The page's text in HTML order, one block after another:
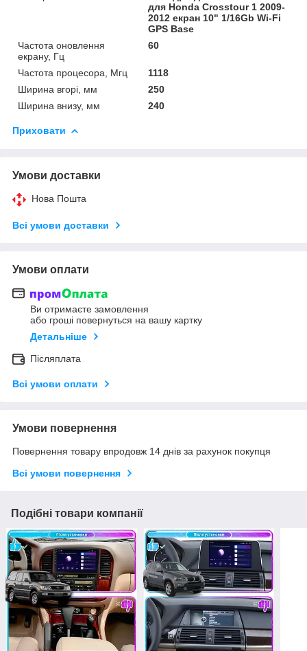
для Honda Crosstour 1 2009-
2012 екран 10" 1/16Gb Wi-Fi
GPS Base
Частота оновлення
екрану, Гц
60
Частота процесора, Мгц
1118
Ширина вгорі, мм
250
Ширина внизу, мм
240
Приховати
Умови доставки
Нова Пошта
Всі умови доставки
Умови оплати
Ви отримаєте замовлення
або гроші повернуться на вашу картку
Детальніше
Післяплата
Всі умови оплати
Умови повернення
Повернення товару впродовж 14 днів за рахунок покупця
Всі умови повернення
Подібні товари компанії